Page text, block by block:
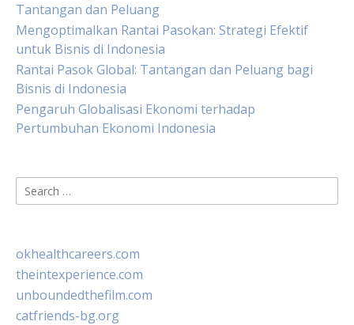
Tantangan dan Peluang
Mengoptimalkan Rantai Pasokan: Strategi Efektif
untuk Bisnis di Indonesia
Rantai Pasok Global: Tantangan dan Peluang bagi
Bisnis di Indonesia
Pengaruh Globalisasi Ekonomi terhadap
Pertumbuhan Ekonomi Indonesia
Search
for:
okhealthcareers.com
theintexperience.com
unboundedthefilm.com
catfriends-bg.org